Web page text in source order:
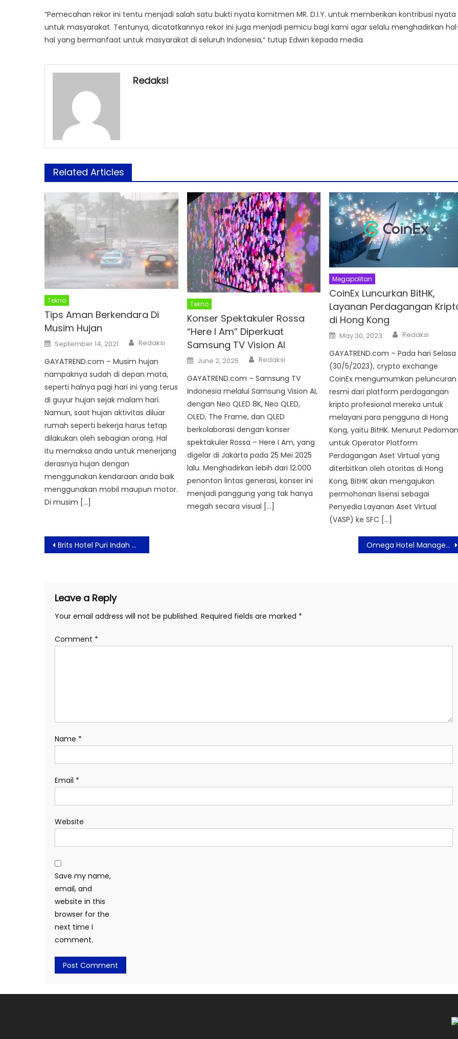
“Pemecahan rekor ini tentu menjadi salah satu bukti nyata komitmen MR. D.I.Y. untuk memberikan kontribusi nyata
untuk masyarakat. Tentunya, dicatatkannya rekor ini juga menjadi pemicu bagi kami agar selalu menghadirkan
hal yang bermanfaat untuk masyarakat di seluruh Indonesia,” tutup Edwin kepada media.
Redaksi
Related Articles
Tekno
Tips Aman Berkendara Di
Musim Hujan
Posted
on
September 14, 2021 Author
Redaksi
GAYATREND.com – Musim hujan
nampaknya sudah di depan mata,
seperti halnya pagi hari ini yang terus
di guyur hujan sejak malam hari.
Namun, saat hujan aktivitas diluar
rumah seperti bekerja harus tetap
dilakukan oleh sebagian orang. Hal
itu memaksa anda untuk menerjang
derasnya hujan dengan
menggunakan kendaraan anda baik
menggunakan mobil maupun motor.
Di musim […]
Tekno
Konser Spektakuler Rossa
“Here I Am” Diperkuat
Samsung TV Vision AI
Posted
on
June 2, 2025 Author
Redaksi
GAYATREND.com – Samsung TV
Indonesia melalui Samsung Vision AI,
dengan Neo QLED 8K, Neo QLED,
OLED, The Frame, dan QLED
berkolaborasi dengan konser
spektakuler Rossa – Here I Am, yang
digelar di Jakarta pada 25 Mei 2025
lalu. Menghadirkan lebih dari 12.000
penonton lintas generasi, konser ini
menjadi panggung yang tak hanya
megah secara visual […]
Megapolitan
CoinEx Luncurkan BitHK,
Layanan Perdagangan
di Hong Kong
Posted
on
May 30, 2023 Author
Redaksi
GAYATREND.com – Pada hari Selasa
(30/5/2023), crypto exchange
CoinEx mengumumkan peluncuran
resmi dari platform perdagangan
kripto profesional mereka untuk
melayani para pengguna di Hong
Kong, yaitu BitHK. Menurut
untuk Operator Platform
Perdagangan Aset Virtual yang
diterbitkan oleh otoritas di Hong
Kong, BitHK akan mengajukan
permohonan lisensi sebagai
Penyedia Layanan Aset Virtual
(VASP) ke SFC […]
Post
navigation
Brits Hotel Puri Indah Hadirkan “Back to 80’s New Year’s Eve Party” untuk Sambut Tahun 2025 Omega Hotel Management Menandatangani Kerjasama Pembukaan Codela Hotel Pontianak
Leave a Reply
Your email address will not be published. Required fields are marked *
Comment *
Name *
Email *
Website
Save my name,
email, and
website in this
browser for the
next time I
comment.